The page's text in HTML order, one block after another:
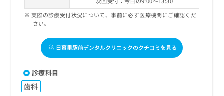
実際の診療受付状況について、事前に必ず医療機関にご確認くだ
さい。
日暮里駅前デンタルクリニックのクチコミを見る
診療科目
歯科